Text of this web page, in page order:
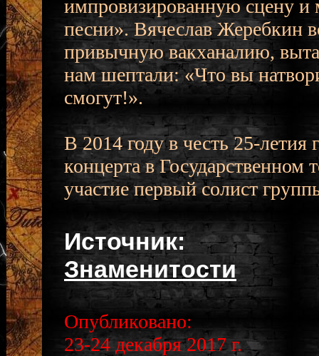
импровизированную сцену и
песни». Вячеслав Жеребкин
привычную вакханалию,
нам шептали: «Что вы
смогут!».
В 2014 году в честь 25-
концерта в Государственном
участие первый солист
Источник:
Знаменитости
Опубликовано:
23-24 декабря 2017 г.